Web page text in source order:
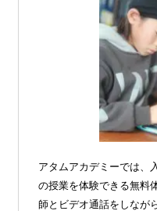
アタムアカデミーでは、
の授業を体験できる無料
師とビデオ通話をしなが